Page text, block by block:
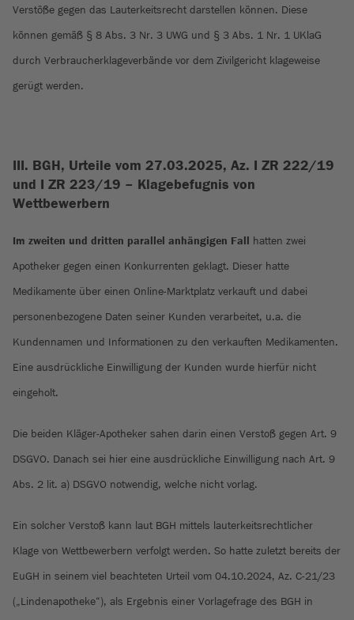
Verstöße gegen das Lauterkeitsrecht darstellen können. Diese
können gemäß § 8 Abs. 3 Nr. 3 UWG und § 3 Abs. 1 Nr. 1 UKlaG
durch Verbraucherklageverbände vor dem Zivilgericht klageweise
gerügt werden.
III. BGH, Urteile vom 27.03.2025, Az. I ZR 222/19
und I ZR 223/19 – Klagebefugnis von
Wettbewerbern
Im zweiten und dritten parallel anhängigen Fall hatten zwei
Apotheker gegen einen Konkurrenten geklagt. Dieser hatte
Medikamente über einen Online-Marktplatz verkauft und dabei
personenbezogene Daten seiner Kunden verarbeitet, u.a. die
Kundennamen und Informationen zu den verkauften Medikamenten.
Eine ausdrückliche Einwilligung der Kunden wurde hierfür nicht
eingeholt.
Die beiden Kläger-Apotheker sahen darin einen Verstoß gegen Art. 9
DSGVO. Danach sei hier eine ausdrückliche Einwilligung nach Art. 9
Abs. 2 lit. a) DSGVO notwendig, welche nicht vorlag.
Ein solcher Verstoß kann laut BGH mittels lauterkeitsrechtlicher
Klage von Wettbewerbern verfolgt werden. So hatte zuletzt bereits der
EuGH in seinem viel beachteten Urteil vom 04.10.2024, Az. C-21/23
(„Lindenapotheke“), als Ergebnis einer Vorlagefrage des BGH in